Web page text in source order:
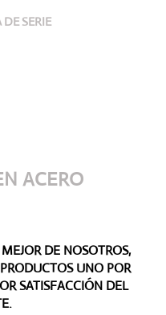
DE SERIE
ACERO
DE NOSOTROS,
UNO POR
SATISFACCIÓN DEL